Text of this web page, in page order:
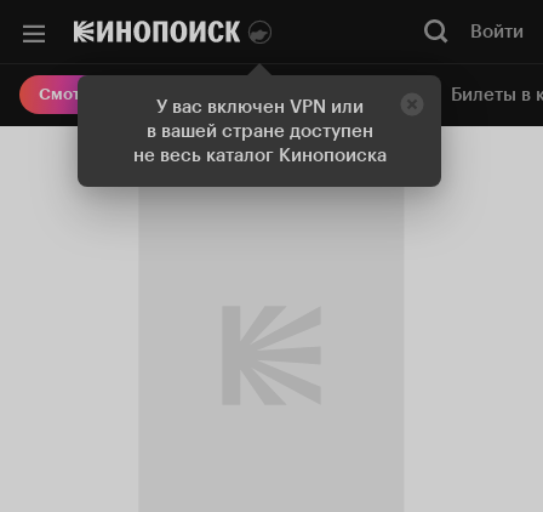
У вас включен VPN или
в вашей стране доступен
не весь каталог Кинопоиска
Войти
Смотреть кино Онлайн-кинотеатр Билеты в